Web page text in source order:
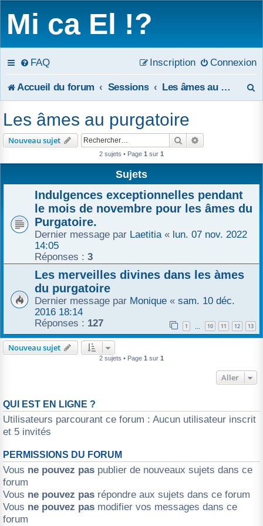
Mi ca El !?
FAQ Connexion
Inscription
Accueil du forum Sessions Les âmes au purgatoire
Les âmes au purgatoire
Nouveau sujet Rechercher
2 sujets • Page 1 sur 1
Sujets
Indulgences exceptionnelles pendant
le mois de novembre pour les âmes du
Purgatoire.
Dernier message par Laetitia « lun. 07 nov. 2022
14:05
Réponses : 3
Les merveilles divines dans les àmes
du purgatoire
Dernier message par Monique « sam. 10 déc.
2016 18:14
Réponses : 127 1 … 10 11 12 13
Nouveau sujet
2 sujets • Page 1 sur 1
Aller
QUI EST EN LIGNE ?
Utilisateurs parcourant ce forum : Aucun utilisateur inscrit
et 5 invités
PERMISSIONS DU FORUM
Vous ne pouvez pas publier de nouveaux sujets dans ce
forum
Vous ne pouvez pas répondre aux sujets dans ce forum
Vous ne pouvez pas modifier vos messages dans ce
forum